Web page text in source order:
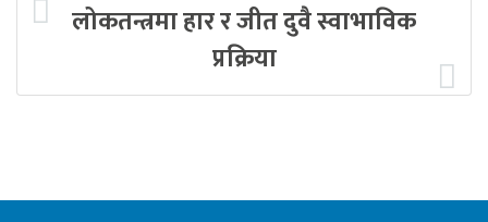
लोकतन्त्रमा हार र जीत दुवै स्वाभाविक
प्रक्रिया